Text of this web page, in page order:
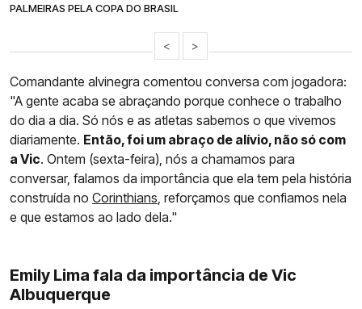
PALMEIRAS PELA COPA DO BRASIL
< >
Comandante alvinegra comentou conversa com jogadora:
"A gente acaba se abraçando porque conhece o trabalho
do dia a dia. Só nós e as atletas sabemos o que vivemos
diariamente. Então, foi um abraço de alívio, não só com
a Vic. Ontem (sexta-feira), nós a chamamos para
conversar, falamos da importância que ela tem pela história
construída no Corinthians , reforçamos que confiamos nela
e que estamos ao lado dela."
Emily Lima fala da importância de Vic
Albuquerque